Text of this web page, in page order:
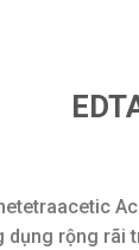
dụng rộng rãi